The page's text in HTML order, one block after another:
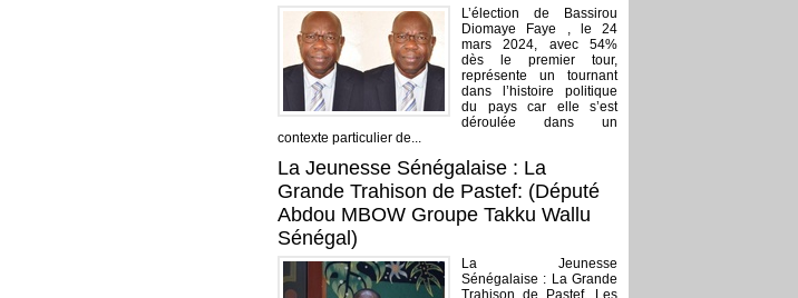
L’élection de Bassirou
Diomaye Faye , le 24
mars 2024, avec 54%
dès le premier tour,
représente un tournant
dans l’histoire politique
du pays car elle s’est
déroulée dans un
contexte particulier de...
La Jeunesse Sénégalaise : La
Grande Trahison de Pastef: (Député
Abdou MBOW Groupe Takku Wallu
Sénégal)
La Jeunesse
Sénégalaise : La Grande
Trahison de Pastef. Les